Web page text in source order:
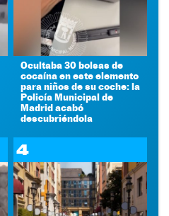
Ocultaba 30 bolsas de
cocaína en este elemento
para niños de su coche: la
Policía Municipal de
Madrid acabó
descubriéndola
4